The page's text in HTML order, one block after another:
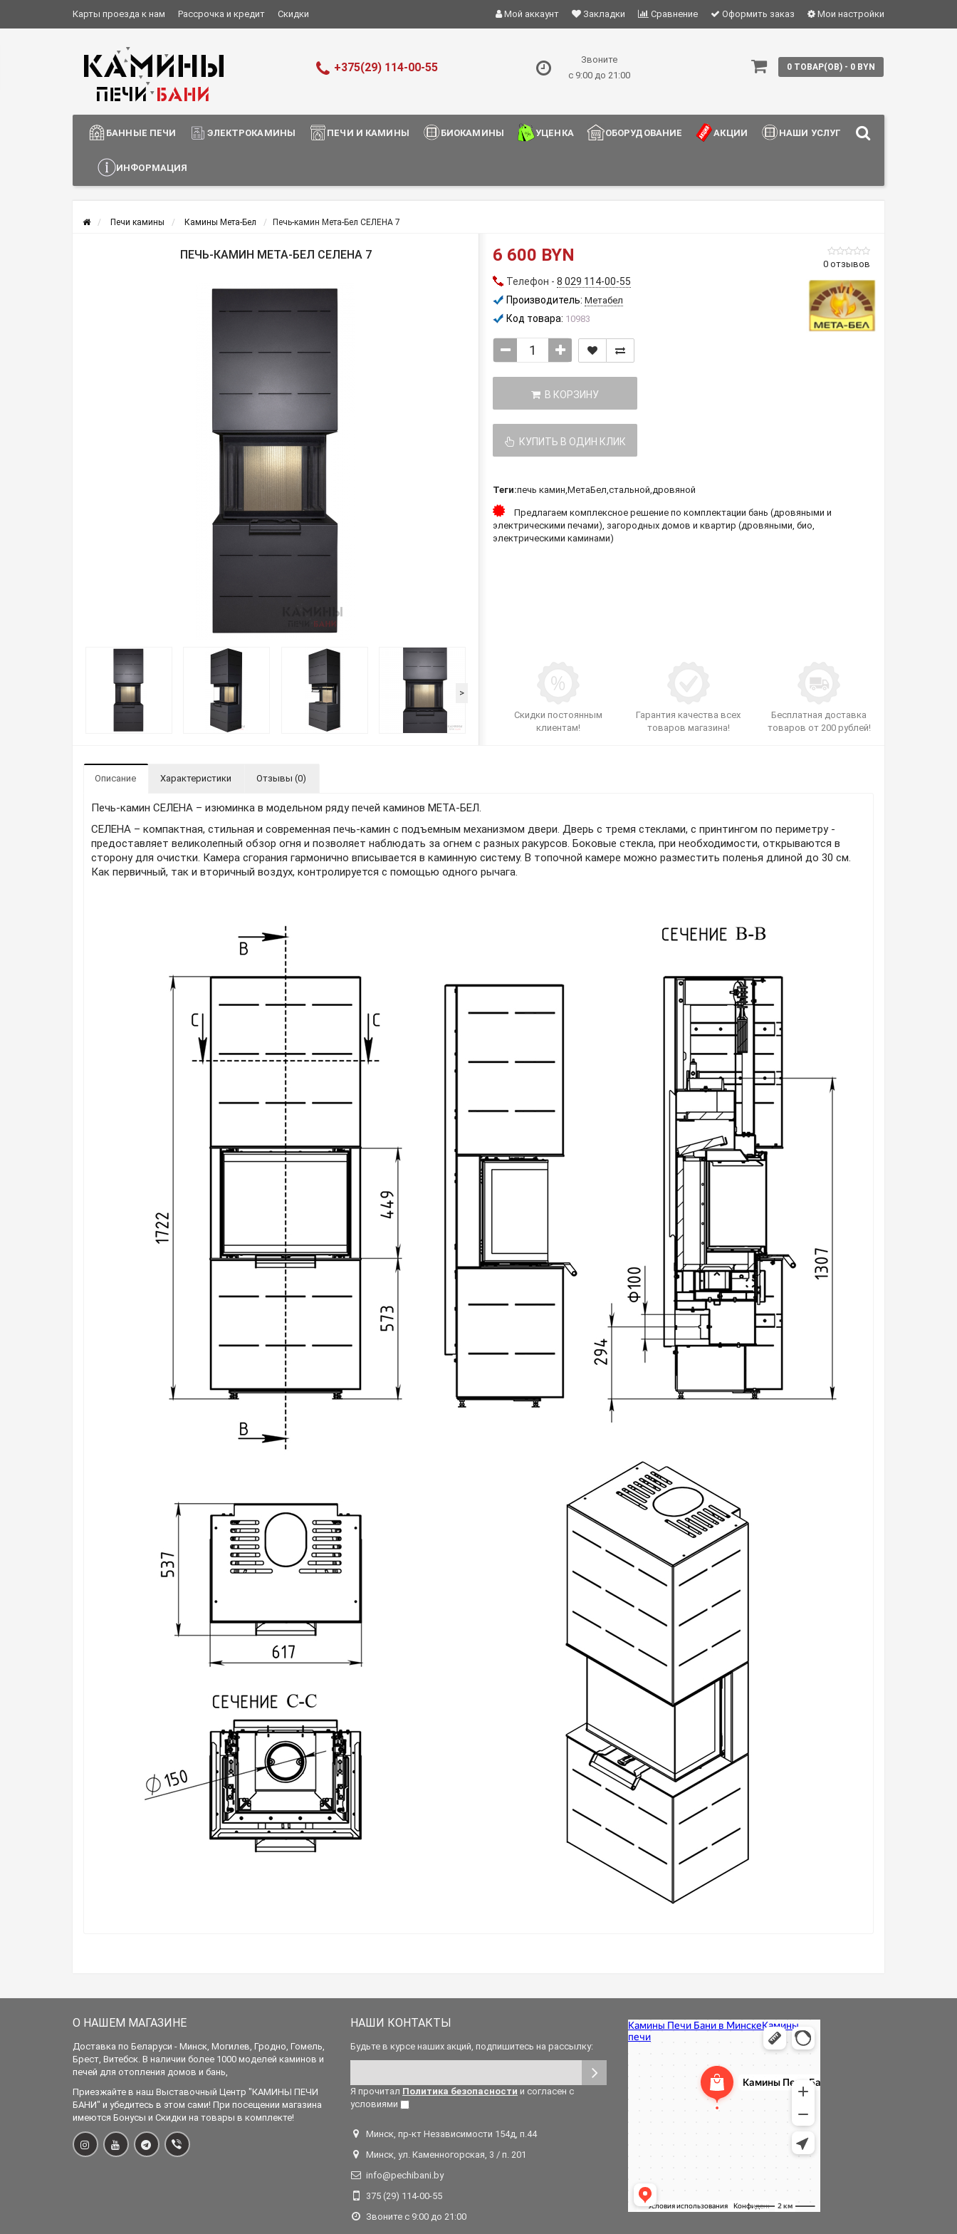
Карты проезда к нам Рассрочка и кредит Скидки
Информация о доставке
Мой аккаунт Закладки Сравнение Оформить заказ Мои настройки
+375(29) 114-00-55
Звоните
с 9:00 до 21:00
0 ТОВАР(ОВ) - 0 BYN
БАННЫЕ ПЕЧИ ЭЛЕКТРОКАМИНЫ ПЕЧИ И КАМИНЫ БИОКАМИНЫ УЦЕНКА ОБОРУДОВАНИЕ АКЦИИ НАШИ УСЛУГИ
ИНФОРМАЦИЯ
Печи камины Камины Мета-Бел Печь-камин Мета-Бел СЕЛЕНА 7
ПЕЧЬ-КАМИН МЕТА-БЕЛ СЕЛЕНА 7
>
0 отзывов
6 600 BYN
Телефон - 8 029 114-00-55
Производитель: Метабел
Код товара: 10983
В КОРЗИНУ
КУПИТЬ В ОДИН КЛИК
Теги:печь камин,МетаБел,стальной,дровяной
Скидки постоянным
клиентам!
Гарантия качества всех
товаров магазина!
Бесплатная доставка
товаров от 200 рублей!
Предлагаем комплексное решение по комплектации бань (дровяными и
электрическими печами), загородных домов и квартир (дровяными, био,
электрическими каминами)
Описание Характеристики Отзывы (0)
Печь-камин СЕЛЕНА – изюминка в модельном ряду печей каминов МЕТА-БЕЛ.
СЕЛЕНА – компактная, стильная и современная печь-камин с подъемным механизмом двери. Дверь с тремя стеклами, с принтингом по периметру -
предоставляет великолепный обзор огня и позволяет наблюдать за огнем с разных ракурсов. Боковые стекла, при необходимости, открываются в
сторону для очистки. Камера сгорания гармонично вписывается в каминную систему. В топочной камере можно разместить поленья длиной до 30 см.
Как первичный, так и вторичный воздух, контролируется с помощью одного рычага.
О НАШЕМ МАГАЗИНЕ
Доставка по Беларуси - Минск, Могилев, Гродно, Гомель,
Брест, Витебск. В наличии более 1000 моделей каминов и
печей для отопления домов и бань,
Приезжайте в наш Выставочный Центр "КАМИНЫ ПЕЧИ
БАНИ" и убедитесь в этом сами! При посещении магазина
имеются Бонусы и Скидки на товары в комплекте!
НАШИ КОНТАКТЫ
Будьте в курсе наших акций, подпишитесь на рассылку:
Я прочитал Политика безопасности и согласен с
условиями
Минск, пр-кт Независимости 154д, п.44
Минск, ул. Каменногорская, 3 / п. 201
info@pechibani.by
375 (29) 114-00-55
Звоните с 9:00 до 21:00